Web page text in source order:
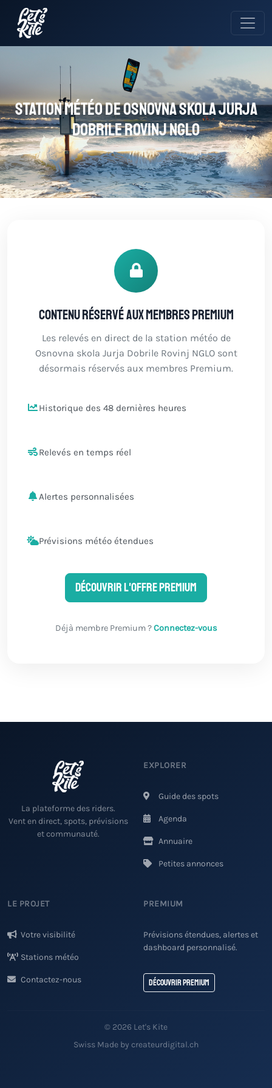
Station météo de Osnovna skola Jurja
Dobrile Rovinj NGLO
Contenu réservé aux membres Premium
Les relevés en direct de la station météo de
Osnovna skola Jurja Dobrile Rovinj NGLO sont
désormais réservés aux membres Premium.
Historique des 48 dernières heures
Relevés en temps réel
Alertes personnalisées
Prévisions météo étendues
Découvrir l'offre Premium
Déjà membre Premium ?Connectez-vous
La plateforme des riders.
Vent en direct, spots, prévisions
et communauté.
EXPLORER
Guide des spots
Agenda
Annuaire
Petites annonces
LE PROJET
Votre visibilité
Stations météo
Contactez-nous
PREMIUM
Prévisions étendues, alertes et
dashboard personnalisé.
Découvrir Premium
© 2026 Let's Kite
Swiss Made by createurdigital.ch